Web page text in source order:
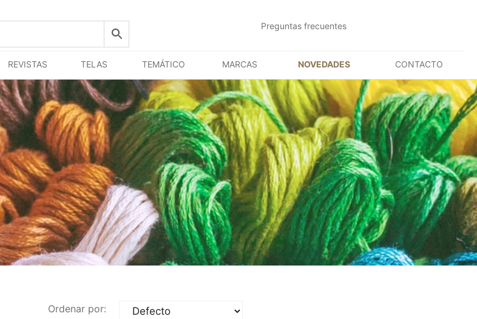
Preguntas frecuentes
REVISTAS TELAS TEMÁTICO MARCAS NOVEDADES CONTACTO
Ordenar por: